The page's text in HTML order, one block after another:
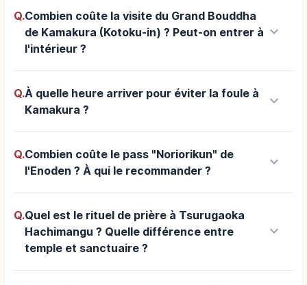
Q.Combien coûte la visite du Grand Bouddha
de Kamakura (Kotoku-in) ? Peut-on entrer à
l'intérieur ?
keyboard_arrow_down
Q.À quelle heure arriver pour éviter la foule à
Kamakura ?
keyboard_arrow_down
Q.Combien coûte le pass "Noriorikun" de
l'Enoden ? À qui le recommander ?
keyboard_arrow_down
Q.Quel est le rituel de prière à Tsurugaoka
Hachimangu ? Quelle différence entre
temple et sanctuaire ?
keyboard_arrow_down